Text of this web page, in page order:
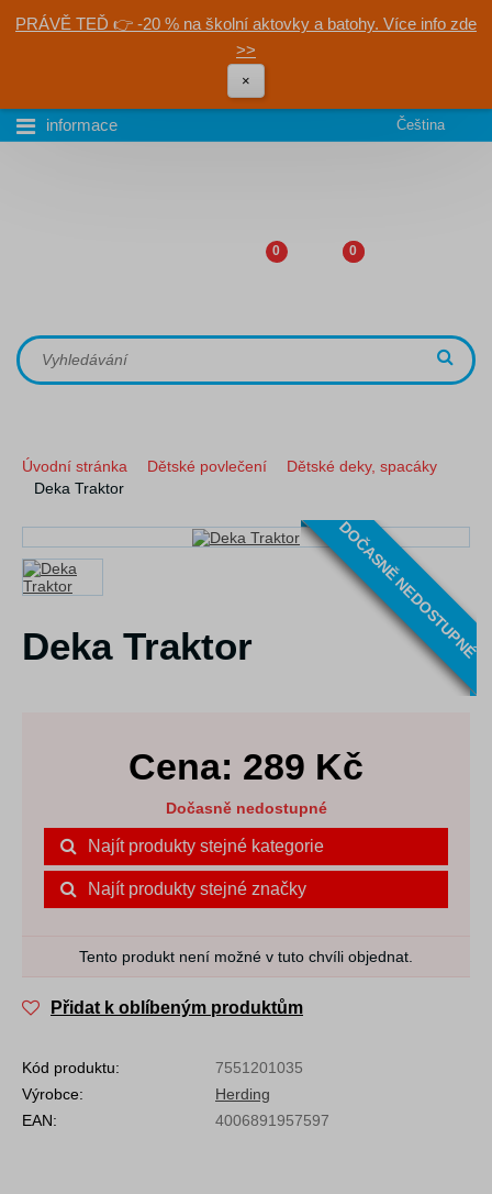
PRÁVĚ TEĎ 👉 -20 % na školní aktovky a batohy. Více info zde
>>
×
informace Čeština
0 0
Úvodní stránka Dětské povlečení
Dětské deky, spacáky
Deka Traktor
DOČASNĚ NEDOSTUPNÉ
Deka Traktor
Cena: 289 Kč
Dočasně nedostupné
Najít produkty stejné kategorie
Najít produkty stejné značky
Tento produkt není možné v tuto chvíli objednat.
Přidat k oblíbeným produktům
Kód produktu:
7551201035
Výrobce:
Herding
EAN:
4006891957597